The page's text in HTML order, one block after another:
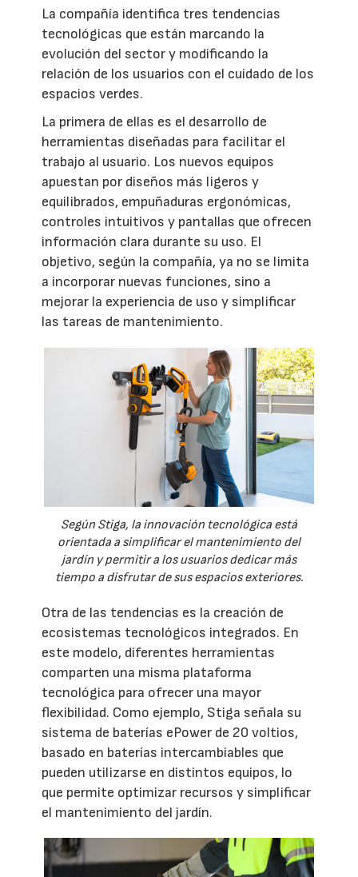
La compañía identifica tres tendencias
tecnológicas que están marcando la
evolución del sector y modificando la
relación de los usuarios con el cuidado de los
espacios verdes.
La primera de ellas es el desarrollo de
herramientas diseñadas para facilitar el
trabajo al usuario. Los nuevos equipos
apuestan por diseños más ligeros y
equilibrados, empuñaduras ergonómicas,
controles intuitivos y pantallas que ofrecen
información clara durante su uso. El
objetivo, según la compañía, ya no se limita
a incorporar nuevas funciones, sino a
mejorar la experiencia de uso y simplificar
las tareas de mantenimiento.
Según Stiga, la innovación tecnológica está
orientada a simplificar el mantenimiento del
jardín y permitir a los usuarios dedicar más
tiempo a disfrutar de sus espacios exteriores.
Otra de las tendencias es la creación de
ecosistemas tecnológicos integrados. En
este modelo, diferentes herramientas
comparten una misma plataforma
tecnológica para ofrecer una mayor
flexibilidad. Como ejemplo, Stiga señala su
sistema de baterías ePower de 20 voltios,
basado en baterías intercambiables que
pueden utilizarse en distintos equipos, lo
que permite optimizar recursos y simplificar
el mantenimiento del jardín.